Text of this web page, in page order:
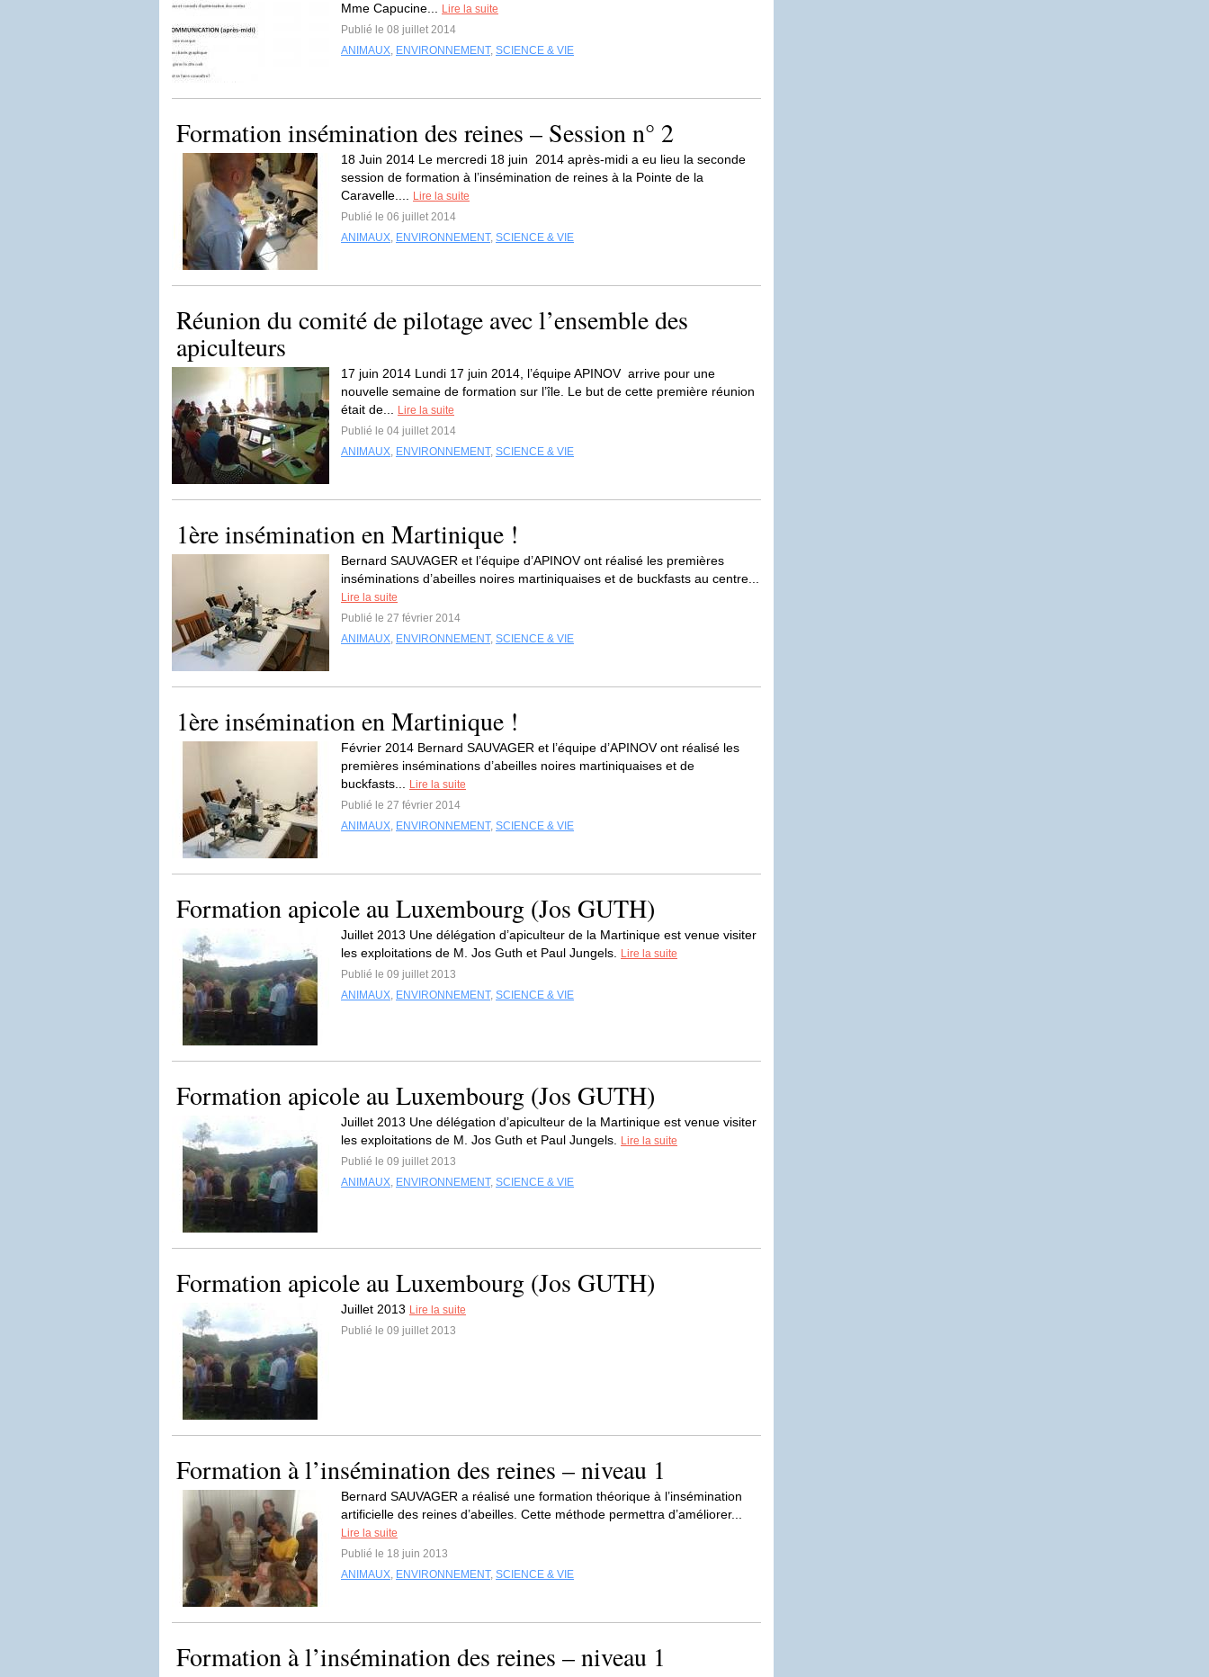
Mme Capucine...
Lire la suite
Publié le 08 juillet 2014
ANIMAUX, ENVIRONNEMENT, SCIENCE & VIE
Formation insémination des reines – Session n° 2
18 Juin 2014 Le mercredi 18 juin 2014 après-midi a eu lieu la seconde
session de formation à l’insémination de reines à la Pointe de la
Caravelle....
Lire la suite
Publié le 06 juillet 2014
ANIMAUX, ENVIRONNEMENT, SCIENCE & VIE
Réunion du comité de pilotage avec l’ensemble des
apiculteurs
17 juin 2014 Lundi 17 juin 2014, l’équipe APINOV arrive pour une
nouvelle semaine de formation sur l’île. Le but de cette première réunion
était de...
Lire la suite
Publié le 04 juillet 2014
ANIMAUX, ENVIRONNEMENT, SCIENCE & VIE
1ère insémination en Martinique !
Bernard SAUVAGER et l’équipe d’APINOV ont réalisé les premières
inséminations d’abeilles noires martiniquaises et de buckfasts au centre...
Lire la suite
Publié le 27 février 2014
ANIMAUX, ENVIRONNEMENT, SCIENCE & VIE
1ère insémination en Martinique !
Février 2014 Bernard SAUVAGER et l’équipe d’APINOV ont réalisé les
premières inséminations d’abeilles noires martiniquaises et de
buckfasts...
Lire la suite
Publié le 27 février 2014
ANIMAUX, ENVIRONNEMENT, SCIENCE & VIE
Formation apicole au Luxembourg (Jos GUTH)
Juillet 2013 Une délégation d’apiculteur de la Martinique est venue visiter
les exploitations de M. Jos Guth et Paul Jungels.
Lire la suite
Publié le 09 juillet 2013
ANIMAUX, ENVIRONNEMENT, SCIENCE & VIE
Formation apicole au Luxembourg (Jos GUTH)
Juillet 2013 Une délégation d’apiculteur de la Martinique est venue visiter
les exploitations de M. Jos Guth et Paul Jungels.
Lire la suite
Publié le 09 juillet 2013
ANIMAUX, ENVIRONNEMENT, SCIENCE & VIE
Formation apicole au Luxembourg (Jos GUTH)
Juillet 2013 Lire la suite
Publié le 09 juillet 2013
Formation à l’insémination des reines – niveau 1
Bernard SAUVAGER a réalisé une formation théorique à l’insémination
artificielle des reines d’abeilles. Cette méthode permettra d’améliorer...
Lire la suite
Publié le 18 juin 2013
ANIMAUX, ENVIRONNEMENT, SCIENCE & VIE
Formation à l’insémination des reines – niveau 1